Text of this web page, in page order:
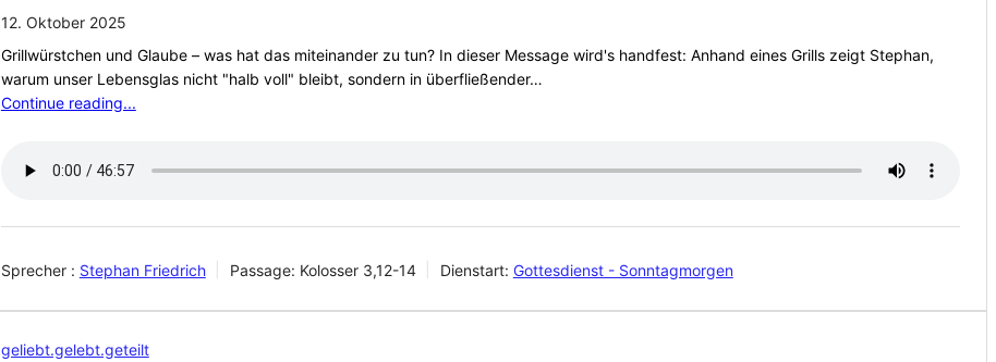
12. Oktober 2025
Grillwürstchen und Glaube – was hat das miteinander zu tun? In dieser Message wird's handfest: Anhand eines Grills zeigt Stephan,
warum unser Lebensglas nicht "halb voll" bleibt, sondern in überfließender…
Continue reading...
Sprecher : Stephan Friedrich Passage: Kolosser 3,12-14 Dienstart: Gottesdienst - Sonntagmorgen
geliebt.gelebt.geteilt